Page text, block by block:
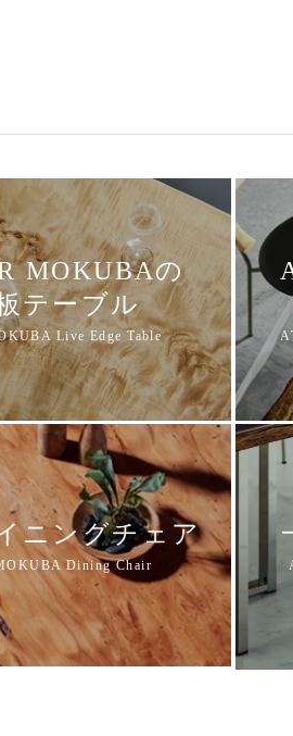
MOKUBAの
テーブル
ニングチェア